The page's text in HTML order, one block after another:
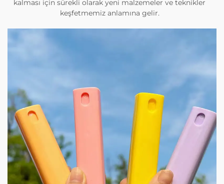
kalması için sürekli olarak yeni malzemeler ve teknikler
keşfetmemiz anlamına gelir.